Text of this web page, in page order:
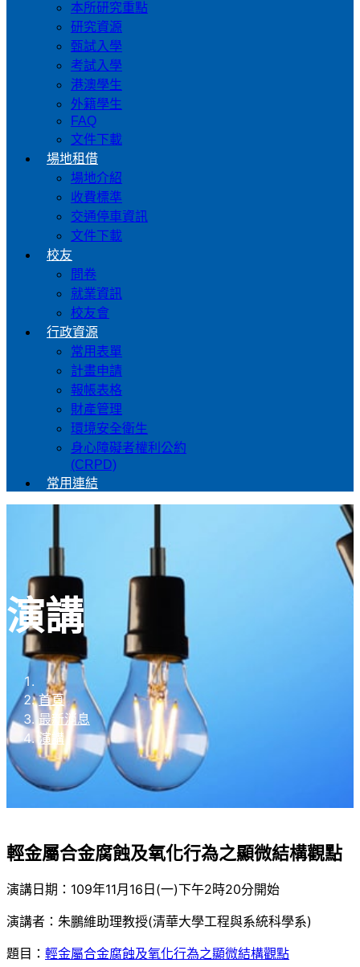
本所研究重點
研究資源
甄試入學
考試入學
港澳學生
外籍學生
FAQ
文件下載
場地租借
場地介紹
收費標準
交通停車資訊
文件下載
校友
問卷
就業資訊
校友會
行政資源
常用表單
計畫申請
報帳表格
財產管理
環境安全衛生
身心障礙者權利公約
(CRPD)
常用連結
演講
首頁
最新消息
演講
輕金屬合金腐蝕及氧化行為之顯微結構觀點
演講日期：109年11月16日(一)下午2時20分開始
演講者：朱鵬維助理教授(清華大學工程與系統科學系)
題目： 輕金屬合金腐蝕及氧化行為之顯微結構觀點